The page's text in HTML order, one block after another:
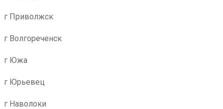
г Приволжск
г Волгореченск
г Южа
г Юрьевец
г Наволоки